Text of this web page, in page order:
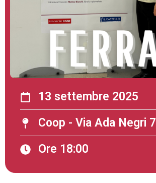
13 settembre 2025
Coop - Via Ada Negri 7
Ore 18:00